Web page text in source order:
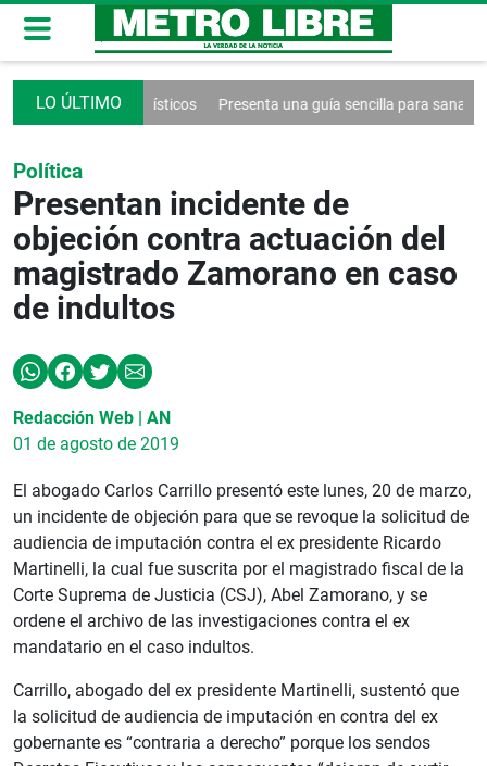
problemas logísticos Presenta una guía sencilla para sanar la
Política
Presentan incidente de
objeción contra actuación del
magistrado Zamorano en caso
de indultos
Redacción Web | AN
01 de agosto de 2019
El abogado Carlos Carrillo presentó este lunes, 20 de marzo,
un incidente de objeción para que se revoque la solicitud de
audiencia de imputación contra el ex presidente Ricardo
Martinelli, la cual fue suscrita por el magistrado fiscal de la
Corte Suprema de Justicia (CSJ), Abel Zamorano, y se
ordene el archivo de las investigaciones contra el ex
mandatario en el caso indultos.
Carrillo, abogado del ex presidente Martinelli, sustentó que
la solicitud de audiencia de imputación en contra del ex
gobernante es “contraria a derecho” porque los sendos